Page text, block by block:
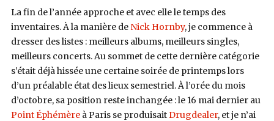
La fin de l’année approche et avec elle le temps des
inventaires. À la manière de Nick Hornby, je commence à
dresser des listes : meilleurs albums, meilleurs singles,
meilleurs concerts. Au sommet de cette dernière catégorie
s’était déjà hissée une certaine soirée de printemps lors
d’un préalable état des lieux semestriel. À l’orée du mois
d’octobre, sa position reste inchangée : le 16 mai dernier au
Point Éphémèreà Paris se produisaitDrugdealer, et je n’ai